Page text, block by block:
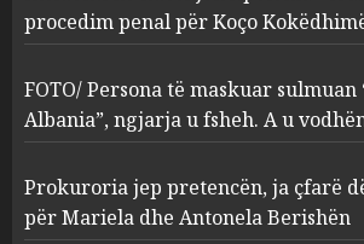
3
FOTO/ Persona
sulmuan “One
ngjarja u
serverat?
MARCH 25, 2025
Prokuroria jep
procedim penal për Koço
FOTO/ Persona të maskuar sulmuan
Albania”, ngjarja u fsheh. A u
Prokuroria jep pretencën, ja çfarë
për Mariela dhe Antonela Berishën